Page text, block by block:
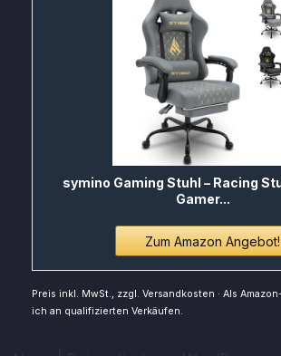
symino Gaming Stuhl – Racing
Gamer...
Zum Amazon Angebot!
Preis inkl. MwSt., zzgl. Versandkosten · Als
ich an qualifizierten Verkäufen.